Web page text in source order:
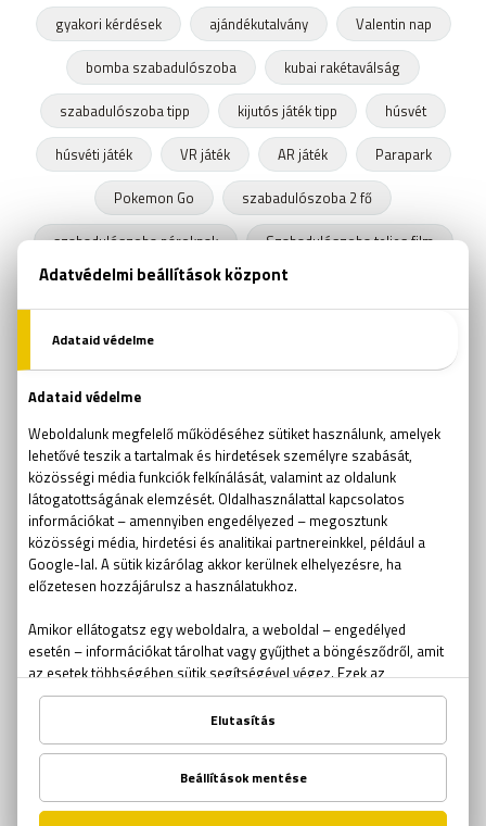
gyakori kérdések
ajándékutalvány
Valentin nap
bomba szabadulószoba
kubai rakétaválság
szabadulószoba tipp
kijutós játék tipp
húsvét
húsvéti játék
VR játék AR játék
Parapark
Pokemon Go
szabadulószoba 2 fő
szabadulószoba pároknak
Szabadulószoba teljes film
fejtörők
találós kérdések
kijutós jéték
Ockham borotvája
kijutós játékok
szabadulós játékok
logikai játékok
aknakereső
passziánsz torpedó
amőba
ötödölő
problémamegoldás
idézetek
flow elmélet
horror
szabadulószoba gyerekeknek
betörő
iskolai szabadulószoba
találós kérdés
csapda
Sissi szabadulószoba
szabadulószoba ajándékutalvány